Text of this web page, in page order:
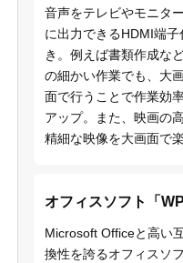
音声をテレビやモニター
に出力できるHDMI端子
き。例えば書類作成な
の細かい作業でも、大
面で行うことで作業効
アップ。また、映画の高
精細な映像を大画面で
オフィスソフト「
Microsoft Officeと高い
換性を誇るオフィスソフ